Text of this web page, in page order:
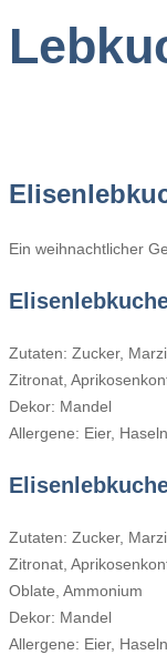
Ein weihnachtlicher
Zutaten: Zucker,
Zitronat,
Dekor: Mandel
Allergene: Eier,
Zutaten: Zucker,
Zitronat,
Oblate, Ammonium
Dekor: Mandel
Allergene: Eier,